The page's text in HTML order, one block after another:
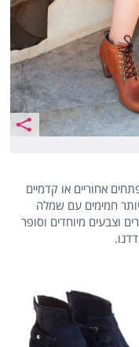
אחוריים או קדמיים
יותר חמימים עם שמלה
וצבעים מיוחדים וסופר